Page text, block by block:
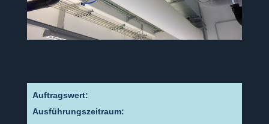
Auftragswert:
Ausführungszeitraum: